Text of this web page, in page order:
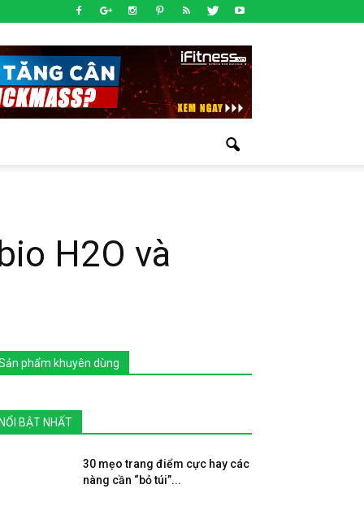
H2O và
phẩm khuyên dùng
NỔI BẬT NHẤT
30 mẹo trang điểm cực hay các
nàng cần “bỏ túi”...